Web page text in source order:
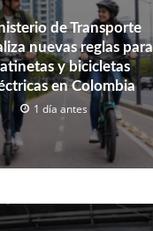
de Transporte
nuevas reglas para
y bicicletas
en Colombia
1 día antes